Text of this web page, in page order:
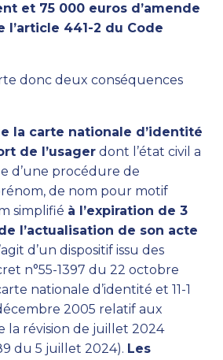
et 75 000 euros d’amende
l’article 441-2 du Code
donc deux conséquences
la carte nationale d’identité
de l’usager dont l’état civil a
d’une procédure de
de nom pour motif
simplifié à l’expiration de 3
l’actualisation de son acte
d’un dispositif issu des
n°55-1397 du 22 octobre
nationale d’identité et 11-1
2005 relatif aux
la révision de juillet 2024
du 5 juillet 2024). Les